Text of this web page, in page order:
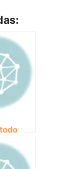
raza